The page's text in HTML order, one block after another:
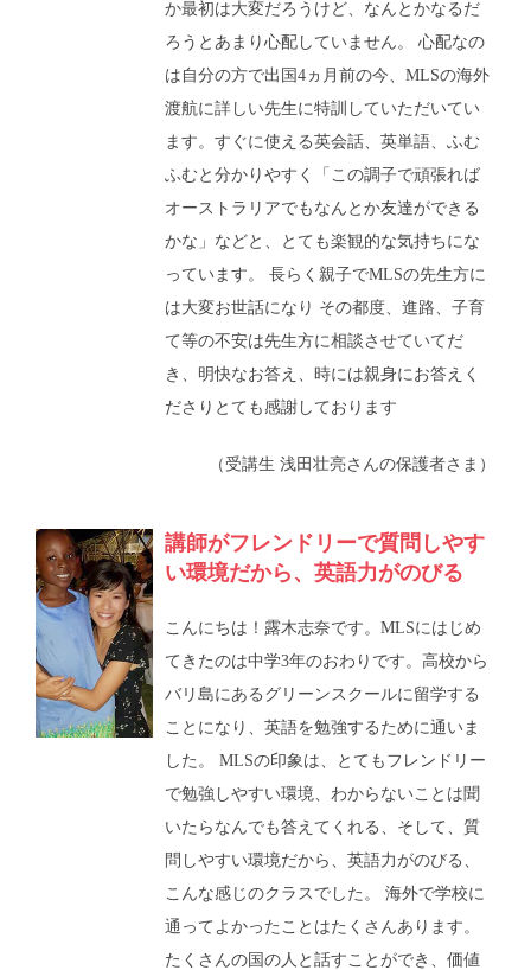
か最初は大変だろうけど、なんとかなるだ
ろうとあまり心配していません。 心配なの
は自分の方で出国4ヵ月前の今、MLSの海外
渡航に詳しい先生に特訓していただいてい
ます。すぐに使える英会話、英単語、ふむ
ふむと分かりやすく「この調子で頑張れば
オーストラリアでもなんとか友達ができる
かな」などと、とても楽観的な気持ちにな
っています。 長らく親子でMLSの先生方に
は大変お世話になり その都度、進路、子育
て等の不安は先生方に相談させていてだ
き、明快なお答え、時には親身にお答えく
ださりとても感謝しております
（受講生 浅田壮亮さんの保護者さま）
講師がフレンドリーで質問しやす
い環境だから、英語力がのびる
こんにちは！露木志奈です。MLSにはじめ
てきたのは中学3年のおわりです。高校から
バリ島にあるグリーンスクールに留学する
ことになり、英語を勉強するために通いま
した。 MLSの印象は、とてもフレンドリー
で勉強しやすい環境、わからないことは聞
いたらなんでも答えてくれる、そして、質
問しやすい環境だから、英語力がのびる、
こんな感じのクラスでした。 海外で学校に
通ってよかったことはたくさんあります。
たくさんの国の人と話すことができ、価値